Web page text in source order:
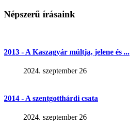
Népszerű írásaink
2013 - A Kaszagyár múltja, jelene és ...
2024. szeptember 26
2014 - A szentgotthárdi csata
2024. szeptember 26